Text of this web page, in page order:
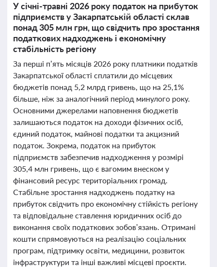
У січні-травні 2026 року податок на прибуток
підприємств у Закарпатській області склав
понад 305 млн грн, що свідчить про зростання
податкових надходжень і економічну
стабільність регіону
За перші п’ять місяців 2026 року платники податків
Закарпатської області сплатили до місцевих
бюджетів понад 5,2 млрд гривень, що на 25,1%
більше, ніж за аналогічний період минулого року.
Основними джерелами наповнення бюджетів
залишаються податок на доходи фізичних осіб,
єдиний податок, майнові податки та акцизний
податок. Зокрема, податок на прибуток
підприємств забезпечив надходження у розмірі
305,4 млн гривень, що є вагомим внеском у
фінансовий ресурс територіальних громад.
Стабільне зростання надходжень податку на
прибуток свідчить про економічну стійкість регіону
та відповідальне ставлення юридичних осіб до
виконання своїх податкових зобов’язань. Отримані
кошти спрямовуються на реалізацію соціальних
програм, підтримку освіти, медицини, розвиток
інфраструктури та інші важливі місцеві проєкти.